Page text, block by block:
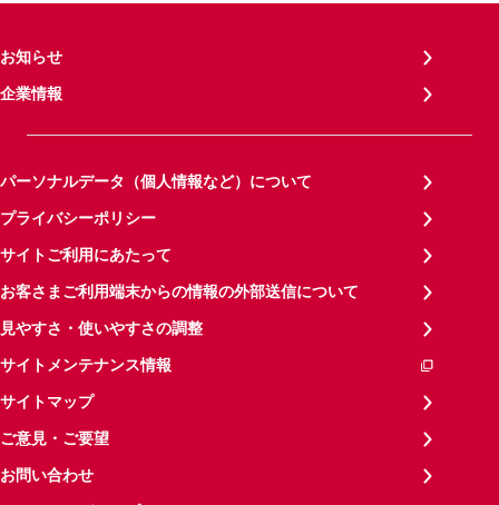
お知らせ
企業情報
パーソナルデータ（個人情報など）について
プライバシーポリシー
サイトご利用にあたって
お客さまご利用端末からの情報の外部送信について
見やすさ・使いやすさの調整
サイトメンテナンス情報
サイトマップ
ご意見・ご要望
お問い合わせ